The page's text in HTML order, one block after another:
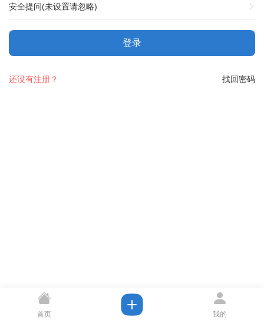
安全提问(未设置请忽略)
登录
找回密码
还没有注册？
首页 我的